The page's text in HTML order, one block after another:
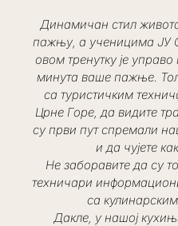
Динамичан стил
пажњу, а ученицима ЈУ
овом тренутку је
минута ваше пажње.
са туристичким
Црне Горе, да видите
су први пут спремали
и да чујете
Не заборавите да су
техничари
са
Дакле, у нашој